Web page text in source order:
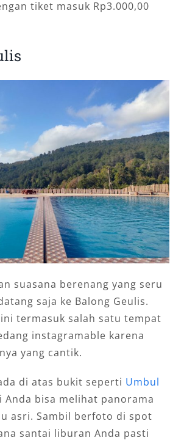
tiket masuk Rp3.000,00
suasana berenang yang seru
saja ke Balong Geulis.
termasuk salah satu tempat
instagramable karena
yang cantik.
di atas bukit seperti Umbul
Anda bisa melihat panorama
asri. Sambil berfoto di spot
santai liburan Anda pasti